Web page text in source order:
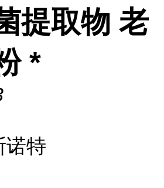
提取物 老
*
诺特